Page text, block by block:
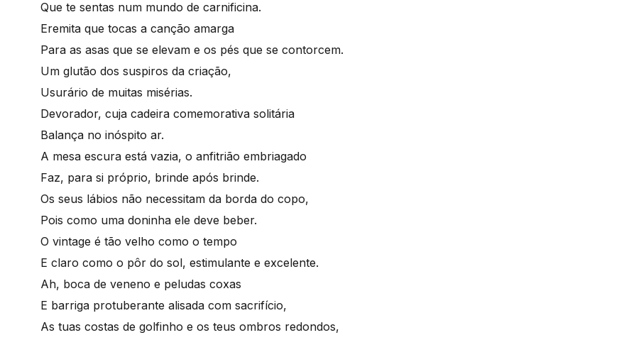
Que te sentas num mundo de carnificina.
Eremita que tocas a canção amarga
Para as asas que se elevam e os pés que se contorcem.
Um glutão dos suspiros da criação,
Usurário de muitas misérias.
Devorador, cuja cadeira comemorativa solitária
Balança no inóspito ar.
A mesa escura está vazia, o anfitrião embriagado
Faz, para si próprio, brinde após brinde.
Os seus lábios não necessitam da borda do copo,
Pois como uma doninha ele deve beber.
O vintage é tão velho como o tempo
E claro como o pôr do sol, estimulante e excelente.
Ah, boca de veneno e peludas coxas
E barriga protuberante alisada com sacrifício,
As tuas costas de golfinho e os teus ombros redondos,